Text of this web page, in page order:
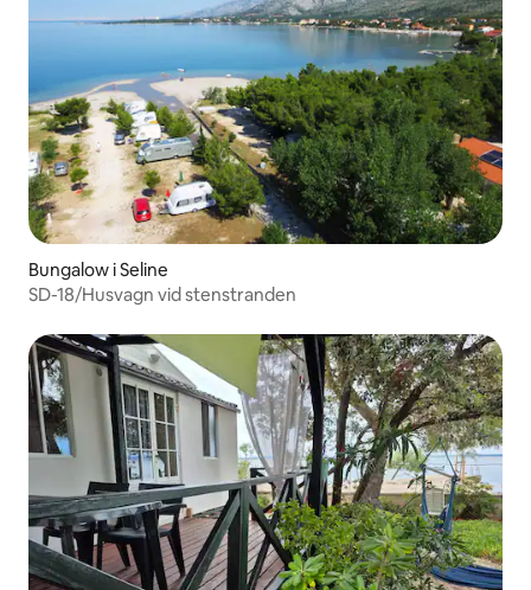
Bungalow i Seline
SD-18/Husvagn vid stenstranden